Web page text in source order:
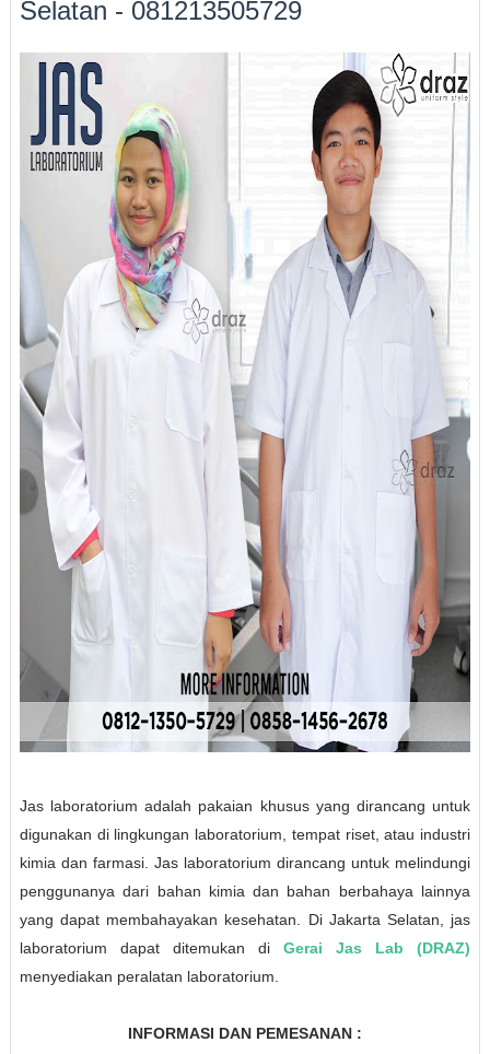
Selatan - 081213505729
Jas laboratorium adalah pakaian khusus yang dirancang untuk
digunakan di lingkungan laboratorium, tempat riset, atau industri
kimia dan farmasi. Jas laboratorium dirancang untuk melindungi
penggunanya dari bahan kimia dan bahan berbahaya lainnya
yang dapat membahayakan kesehatan. Di Jakarta Selatan, jas
laboratorium dapat ditemukan di Gerai Jas Lab (DRAZ)
menyediakan peralatan laboratorium.
INFORMASI DAN PEMESANAN :